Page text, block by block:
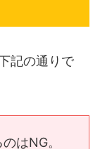
記の通りで
はNG。